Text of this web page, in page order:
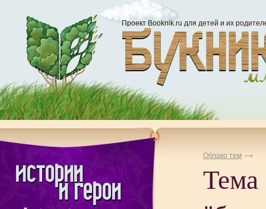
Проект Booknik.ru для детей и их
Облако тем
Тема